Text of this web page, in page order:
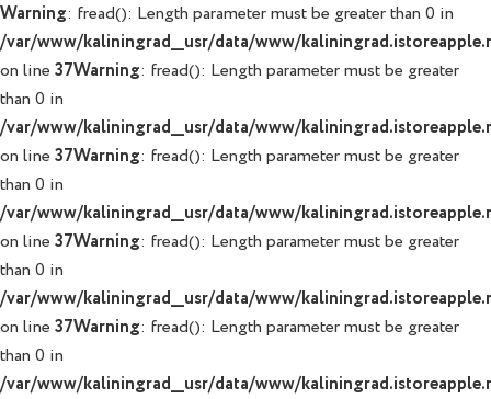
Warning: fread(): Length parameter must be greater than 0 in
/var/www/kaliningrad__usr/data/www/
on line 37Warning: fread(): Length parameter must be greater
than 0 in
/var/www/kaliningrad__usr/data/www/
on line 37Warning: fread(): Length parameter must be greater
than 0 in
/var/www/kaliningrad__usr/data/www/
on line 37Warning: fread(): Length parameter must be greater
than 0 in
/var/www/kaliningrad__usr/data/www/
on line 37Warning: fread(): Length parameter must be greater
than 0 in
/var/www/kaliningrad__usr/data/www/